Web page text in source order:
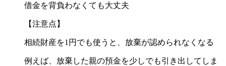
借金を背負わなくても大丈夫
【注意点】
相続財産を1円でも使うと、放棄が認められなくなる
例えば、放棄した親の預金を少しでも引き出してしま